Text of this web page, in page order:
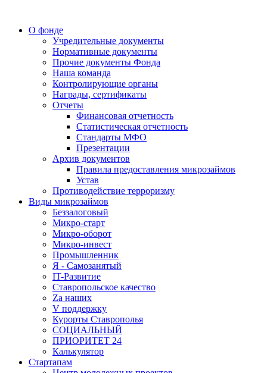
О фонде
Учредительные документы
Нормативные документы
Прочие документы Фонда
Наша команда
Контролирующие органы
Награды, сертификаты
Отчеты
Финансовая отчетность
Статистическая отчетность
Стандарты МФО
Презентации
Архив документов
Правила предоставления микрозаймов
Устав
Противодействие терроризму
Виды микрозаймов
Беззалоговый
Микро-старт
Микро-оборот
Микро-инвест
Промышленник
Я - Самозанятый
IT-Развитие
Ставропольское качество
Za наших
V поддержку
Курорты Ставрополья
СОЦИАЛЬНЫЙ
ПРИОРИТЕТ 24
Калькулятор
Стартапам